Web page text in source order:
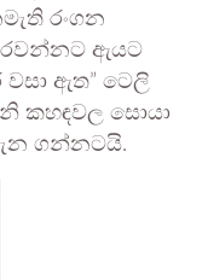
රංගන
ඇයට
වසා ඇත” ටෙලි
කහඳවල සොයා
ගන්නටයි.